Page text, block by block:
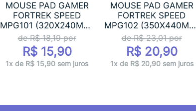
MOUSE PAD GAMER
FORTREK SPEED
MPG101 (320X240MM)
...
de R$18,19por
R$ 15,90
1x de R$ 15,90 sem juros
MOUSE PAD GAMER
FORTREK SPEED
MPG102 (350X440MM)
...
de R$23,01por
R$ 20,90
1x de R$ 20,90 sem juros